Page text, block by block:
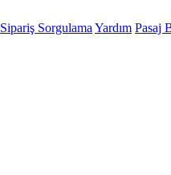
Sipariş Sorgulama Yardım Pasaj